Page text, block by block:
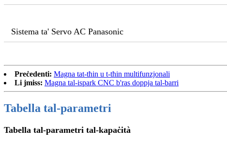
Sistema ta' Servo AC Panasonic
Preċedenti: Magna tat-tħin u t-tħin multifunzjonali
Li jmiss: Magna tal-ispark CNC b'ras doppja tal-barri
Tabella tal-parametri
Tabella tal-parametri tal-kapaċità